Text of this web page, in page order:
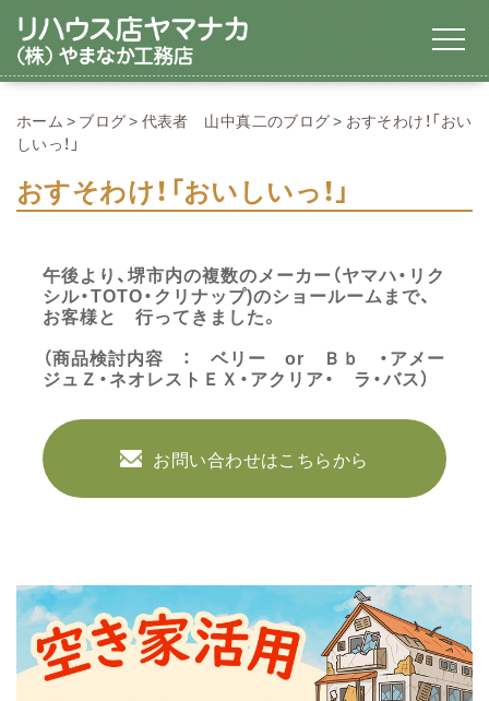
ホーム ブログ 代表者 山中真二のブログ
おすそわけ！「おい
しいっ！」
おすそわけ！「おいしいっ！」
午後より、堺市内の複数のメーカー（ヤマハ・リク
シル・TOTO・クリナップ)のショールームまで、
お客様と 行ってきました。
（商品検討内容 ： ベリー or Ｂｂ ・アメー
ジュＺ・ネオレストＥＸ・アクリア・ ラ・バス）
お問い合わせはこちらから